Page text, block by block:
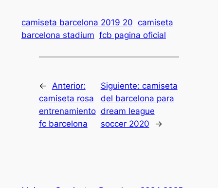
camiseta barcelona 2019 20 camiseta
barcelona stadium fcb pagina oficial
←
Anterior:
camiseta rosa
entrenamiento
fc barcelona
Siguiente: camiseta
del barcelona para
dream league
soccer 2020
→